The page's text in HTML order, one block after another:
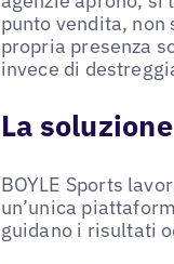
punto vendita, non
propria presenza
invece di
La soluzione
BOYLE Sports
un’unica
guidano i risultati